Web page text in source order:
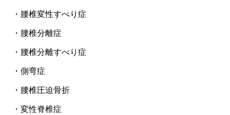
・腰椎変性すべり症
・腰椎分離症
・腰椎分離すべり症
・側弯症
・腰椎圧迫骨折
・変性脊椎症